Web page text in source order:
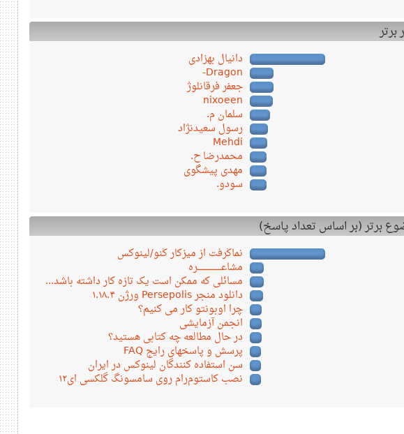
دانیال بهزادی
Dragon-
جعفر فرقانلوژ
nixoeen
سلمان م.
رسول سعیدنژاد
Mehdi
محمدرضا ح.
مهدی پیشگوی
سودو.
نماگرفت از میزکار گنو/لینوکس
مشاعـــــــــــــــــره
مسائلی که ممکن است یک تازه کار داشته باشد...
دانلود منجر Persepolis ورژن ۱.۱۸.۴
چرا اوبونتو کار می کنیم؟
انجمن آزمایشی
در حال مطالعه چه کتابی هستید؟
پرسش و پاسخهای رایج FAQ
سن استفاده کنندگان لینوکس در ایران
نصب کاستوم‌رام روی سامسونگ گلکسی ای۱۲